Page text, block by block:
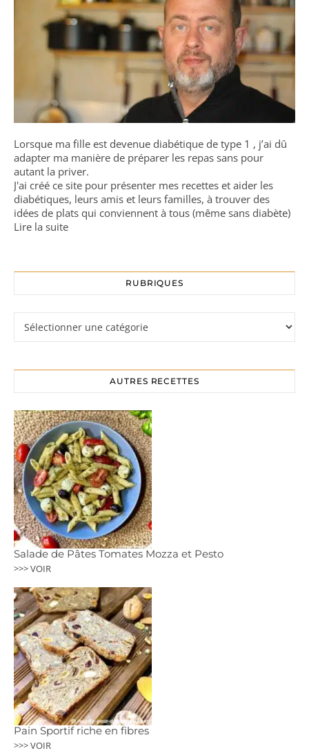
Lorsque ma fille est devenue diabétique de type 1 , j’ai dû
adapter ma manière de préparer les repas sans pour
autant la priver.
J'ai créé ce site pour présenter mes recettes et aider les
diabétiques, leurs amis et leurs familles, à trouver des
idées de plats qui conviennent à tous (même sans diabète)
Lire la suite
RUBRIQUES
AUTRES RECETTES
Salade de Pâtes Tomates Mozza et Pesto
>>> VOIR
Pain Sportif riche en fibres
>>> VOIR